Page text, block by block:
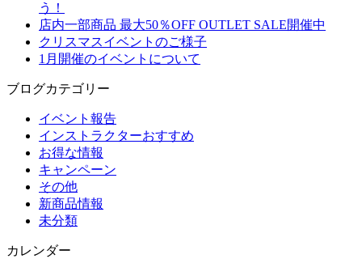
う！
店内一部商品 最大50％OFF OUTLET SALE開催中
クリスマスイベントのご様子
1月開催のイベントについて
ブログカテゴリー
イベント報告
インストラクターおすすめ
お得な情報
キャンペーン
その他
新商品情報
未分類
カレンダー